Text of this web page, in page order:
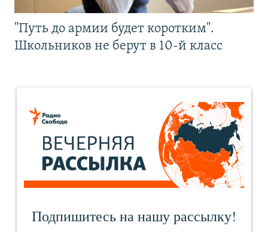
"Путь до армии будет коротким".
Школьников не берут в 10-й класс